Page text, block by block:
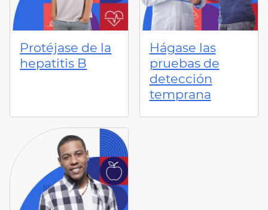
Protéjase de la
hepatitis B
Hágase las
pruebas de
detección
temprana